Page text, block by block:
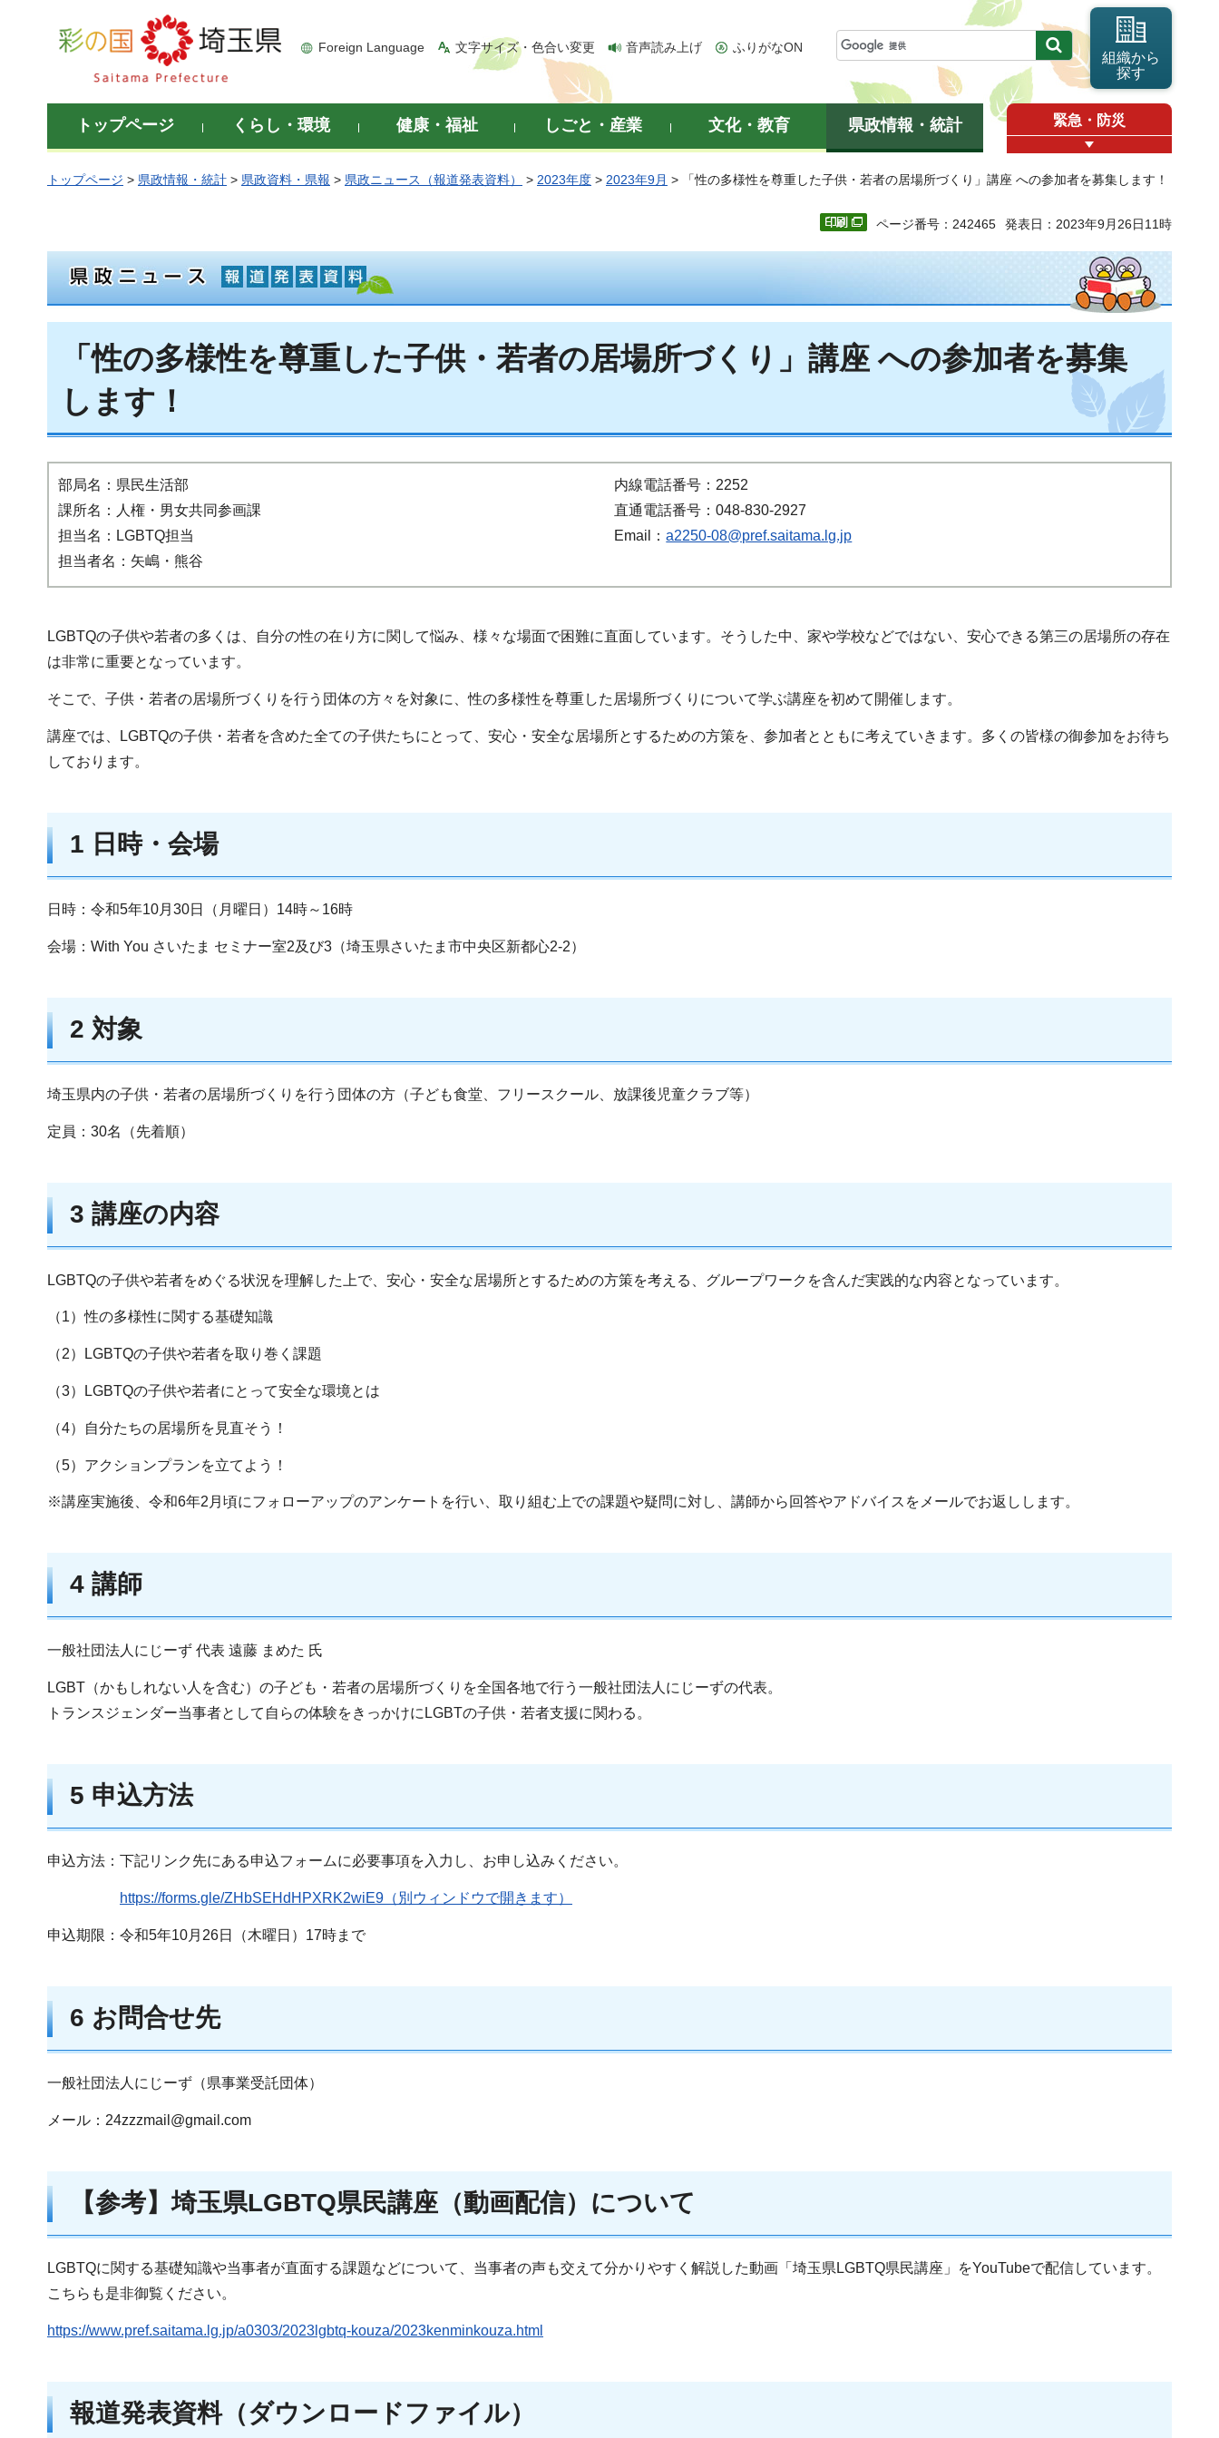
彩の国 埼玉県
Foreign Language 文字サイズ・色合い変更 音声読み上げ ふりがなON
組織から
探す
トップページ くらし・環境 健康・福祉 しごと・産業 文化・教育 県政情報・統計 緊急・防災
トップページ > 県政情報・統計 > 県政資料・県報 > 県政ニュース（報道発表資料） > 2023年度 > 2023年9月 > 「性の多様性を尊重した子供・若者の居場所づくり」講座 への参加者を募集します！
ページ番号：242465 発表日：2023年9月26日11時
「性の多様性を尊重した子供・若者の居場所づくり」講座 への参加者を募集
します！
部局名：県民生活部
課所名：人権・男女共同参画課
担当名：LGBTQ担当
担当者名：矢嶋・熊谷
内線電話番号：2252
直通電話番号：048-830-2927
Email：a2250-08@pref.saitama.lg.jp
LGBTQの子供や若者の多くは、自分の性の在り方に関して悩み、様々な場面で困難に直面しています。そうした中、家や学校などではない、安心できる第三の居場所の存在
は非常に重要となっています。
そこで、子供・若者の居場所づくりを行う団体の方々を対象に、性の多様性を尊重した居場所づくりについて学ぶ講座を初めて開催します。
講座では、LGBTQの子供・若者を含めた全ての子供たちにとって、安心・安全な居場所とするための方策を、参加者とともに考えていきます。多くの皆様の御参加をお待ち
しております。
1 日時・会場
日時：令和5年10月30日（月曜日）14時～16時
会場：With You さいたま セミナー室2及び3（埼玉県さいたま市中央区新都心2-2）
2 対象
埼玉県内の子供・若者の居場所づくりを行う団体の方（子ども食堂、フリースクール、放課後児童クラブ等）
定員：30名（先着順）
3 講座の内容
LGBTQの子供や若者をめぐる状況を理解した上で、安心・安全な居場所とするための方策を考える、グループワークを含んだ実践的な内容となっています。
（1）性の多様性に関する基礎知識
（2）LGBTQの子供や若者を取り巻く課題
（3）LGBTQの子供や若者にとって安全な環境とは
（4）自分たちの居場所を見直そう！
（5）アクションプランを立てよう！
※講座実施後、令和6年2月頃にフォローアップのアンケートを行い、取り組む上での課題や疑問に対し、講師から回答やアドバイスをメールでお返しします。
4 講師
一般社団法人にじーず 代表 遠藤 まめた 氏
LGBT（かもしれない人を含む）の子ども・若者の居場所づくりを全国各地で行う一般社団法人にじーずの代表。
トランスジェンダー当事者として自らの体験をきっかけにLGBTの子供・若者支援に関わる。
5 申込方法
申込方法：下記リンク先にある申込フォームに必要事項を入力し、お申し込みください。
https://forms.gle/ZHbSEHdHPXRK2wiE9（別ウィンドウで開きます）
申込期限：令和5年10月26日（木曜日）17時まで
6 お問合せ先
一般社団法人にじーず（県事業受託団体）
メール：24zzzmail@gmail.com
【参考】埼玉県LGBTQ県民講座（動画配信）について
LGBTQに関する基礎知識や当事者が直面する課題などについて、当事者の声も交えて分かりやすく解説した動画「埼玉県LGBTQ県民講座」をYouTubeで配信しています。
こちらも是非御覧ください。
https://www.pref.saitama.lg.jp/a0303/2023lgbtq-kouza/2023kenminkouza.html
報道発表資料（ダウンロードファイル）